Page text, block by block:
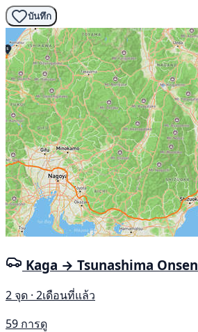
บันทึก
Kaga → Tsunashima Onsen
2 จุด · 2เดือนที่แล้ว
59 การดู